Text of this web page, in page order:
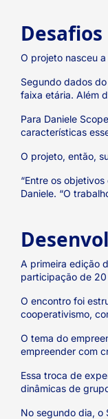
Desafios
O projeto nasceu
Segundo dados
faixa etária. Além
Para Daniele
características
O projeto, então,
“Entre os
Daniele. “O
A primeira edição
participação de
O encontro foi
cooperativismo,
O tema do
empreender com
Essa troca de
dinâmicas de
No segundo dia, o